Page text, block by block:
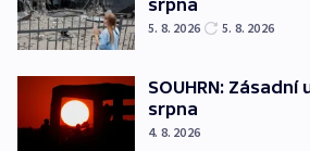
srpna
5. 8. 2026 5. 8. 2026
SOUHRN:
srpna
4. 8. 2026